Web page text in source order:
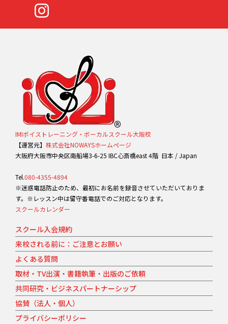
IMIボイストレーニング・ボーカルスクール大阪校
【運営元】 株式会社NOWAYSホームページ
大阪府大阪市中央区南船場3-6-25 IBC心斎橋east 4階 日本 / Japan
Tel.080-4355-4894
※迷惑電話防止のため、最初にお名前を録音させていただいておりま
す。※レッスン中は留守番電話でのご対応となります。
スクールカレンダー
スクール入会規約
来校される前に：ご注意とお願い
よくある質問
取材・TV出演・書籍執筆・出版のご依頼
共同研究・ビジネスパートナーシップ
協賛（法人・個人）
プライバシーポリシー